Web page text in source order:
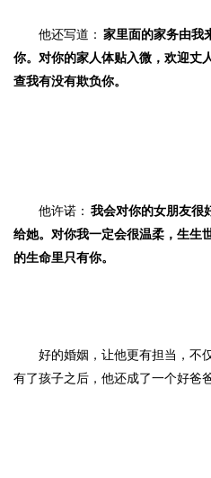
他还写道： 家里面的家务由我
你。对你的家人体贴入微，欢迎丈
查我有没有欺负你。
他许诺： 我会对你的女朋友很
给她。对你我一定会很温柔，生生
的生命里只有你。
好的婚姻，让他更有担当，不
有了孩子之后，他还成了一个好爸爸